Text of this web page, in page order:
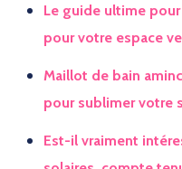
Le guide ultime
pour votre espace
Maillot de bain
pour sublimer votre
Est-il vraiment